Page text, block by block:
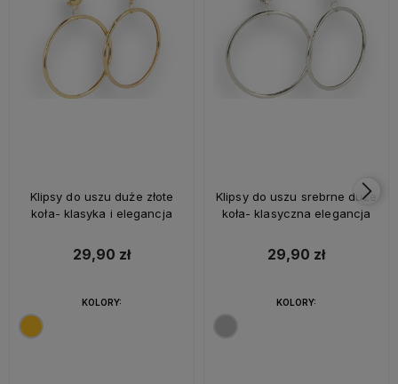
Klipsy do uszu duże złote
koła- klasyka i elegancja
29,90 zł
KOLORY:
Klipsy do uszu srebrne duże
koła- klasyczna elegancja
29,90 zł
KOLORY: